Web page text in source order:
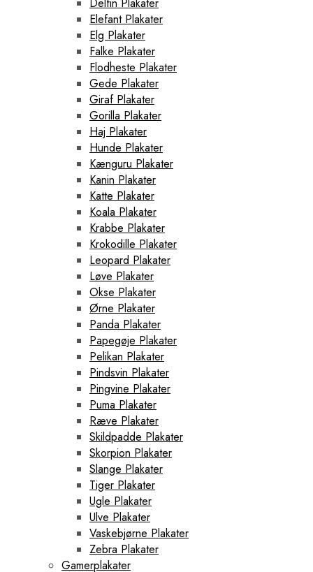
Elefant Plakater
Elg Plakater
Falke Plakater
Flodheste Plakater
Gede Plakater
Giraf Plakater
Gorilla Plakater
Haj Plakater
Hunde Plakater
Kænguru Plakater
Kanin Plakater
Katte Plakater
Koala Plakater
Krabbe Plakater
Krokodille Plakater
Leopard Plakater
Løve Plakater
Okse Plakater
Ørne Plakater
Panda Plakater
Papegøje Plakater
Pelikan Plakater
Pindsvin Plakater
Pingvine Plakater
Puma Plakater
Ræve Plakater
Skildpadde Plakater
Skorpion Plakater
Slange Plakater
Tiger Plakater
Ugle Plakater
Ulve Plakater
Vaskebjørne Plakater
Zebra Plakater
Gamerplakater